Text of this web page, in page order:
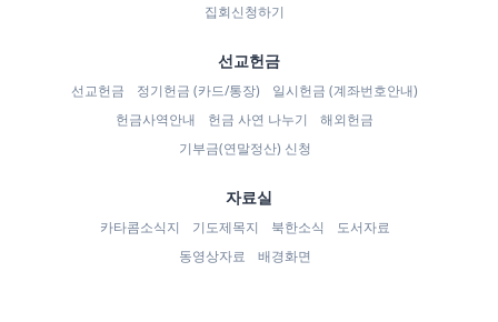
집회신청하기
선교헌금
선교헌금 정기헌금 (카드/통장)
일시헌금 (계좌번호안내)
헌금사역안내
헌금 사연 나누기
해외헌금
기부금(연말정산) 신청
자료실
카타콤소식지 기도제목지 북한소식
도서자료
동영상자료
배경화면